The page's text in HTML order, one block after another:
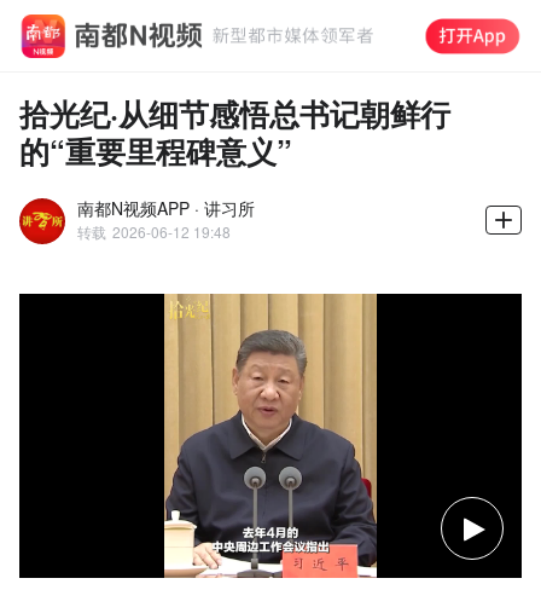
拾光纪·从细节感悟总书记朝鲜行
的“重要里程碑意义”
南都N视频APP · 讲习所
转载 2026-06-12 19:48